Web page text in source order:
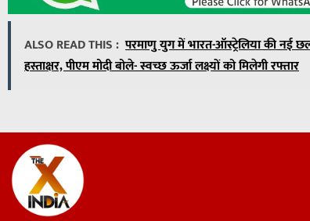
ALSO READ THIS : परमाणु युग में भारत-ऑस्ट्रेलिया की नई
हस्ताक्षर, पीएम मोदी बोले- स्वच्छ ऊर्जा लक्ष्यों को मिलेगी रफ्तार